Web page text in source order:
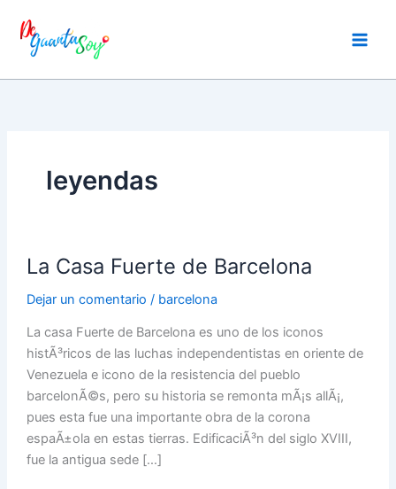
contenido
leyendas
La Casa Fuerte de Barcelona
Dejar un comentario / barcelona
La casa Fuerte de Barcelona es uno de los iconos
histÃ³ricos de las luchas independentistas en oriente de
Venezuela e icono de la resistencia del pueblo
barcelonÃ©s, pero su historia se remonta mÃ¡s allÃ¡,
pues esta fue una importante obra de la corona
espaÃ±ola en estas tierras. EdificaciÃ³n del siglo XVIII,
fue la antigua sede […]
Casa
de
Barcelona